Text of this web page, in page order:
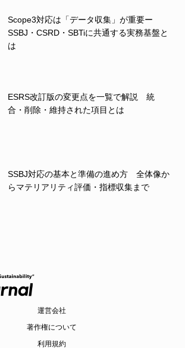
Scope3対応は「データ収集」が重要ー
SSBJ・CSRD・SBTiに共通する実務基盤と
は
ESRS改訂版の変更点を一覧で解説 統
合・削除・維持された項目とは
SSBJ対応の基本と準備の進め方 全体像か
らマテリアリティ評価・指標収集まで
運営会社
著作権について
利用規約